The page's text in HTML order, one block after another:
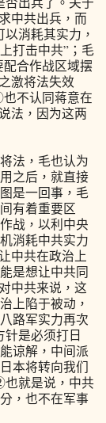
中共出兵，而
消耗其实力，
打击中共”；毛
配合作战区域摆
激将法失效
不认同蒋意在
法，因为这两
法，毛也认为
之后，就直接
是一回事，毛
有着重要区
战，以利中央
消耗中共实力
中共在政治上
是想让中共同
中共来说，这
上陷于被动，
路军实力再次
针是必须打日
谅解，中间派
本将转向我们
就是说，中共
，也不在军事